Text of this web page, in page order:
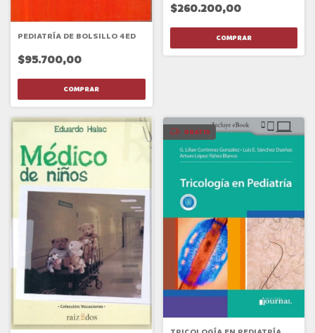
PEDIATRÍA DE BOLSILLO 4ED
$95.700,00
$260.200,00
GRATIS